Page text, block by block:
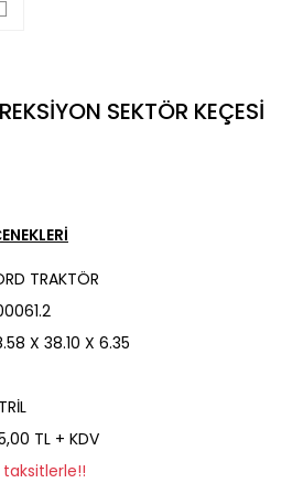
SEKTÖR KEÇESİ
TRAKTÖR
X 38.10 X 6.35
TL + KDV